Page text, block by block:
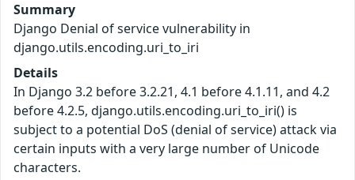
Summary
Django Denial of service vulnerability in
django.utils.encoding.uri_to_iri
Details
In Django 3.2 before 3.2.21, 4.1 before 4.1.11, and 4.2
before 4.2.5, django.utils.encoding.uri_to_iri() is
subject to a potential DoS (denial of service) attack via
certain inputs with a very large number of Unicode
characters.